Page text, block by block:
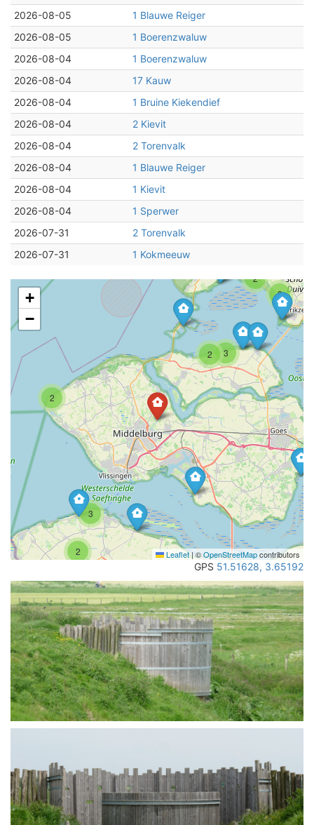
2026-08-05
1 Blauwe Reiger
2026-08-05
1 Boerenzwaluw
2026-08-04
1 Boerenzwaluw
2026-08-04
17 Kauw
2026-08-04
1 Bruine Kiekendief
2026-08-04
2 Kievit
2026-08-04
2 Torenvalk
2026-08-04
1 Blauwe Reiger
2026-08-04
1 Kievit
2026-08-04
1 Sperwer
2026-07-31
2 Torenvalk
2026-07-31
1 Kokmeeuw
2
3
2
3
2
2 3
+
−
Leaflet|©OpenStreetMapcontributors
GPS 51.51628, 3.65192